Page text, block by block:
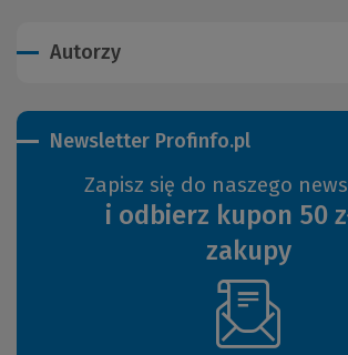
Autorzy
Newsletter Profinfo.pl
Zapisz się do naszego
i odbierz kupon 50
zakupy
(Nowe
okno)